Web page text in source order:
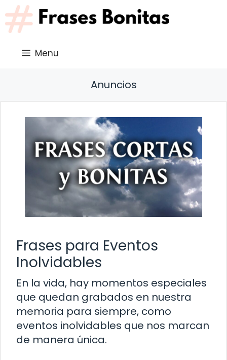
Saltar
al
contenido
Menu
Anuncios
Frases para Eventos
Inolvidables
En la vida, hay momentos especiales
que quedan grabados en nuestra
memoria para siempre, como
eventos inolvidables que nos marcan
de manera única.